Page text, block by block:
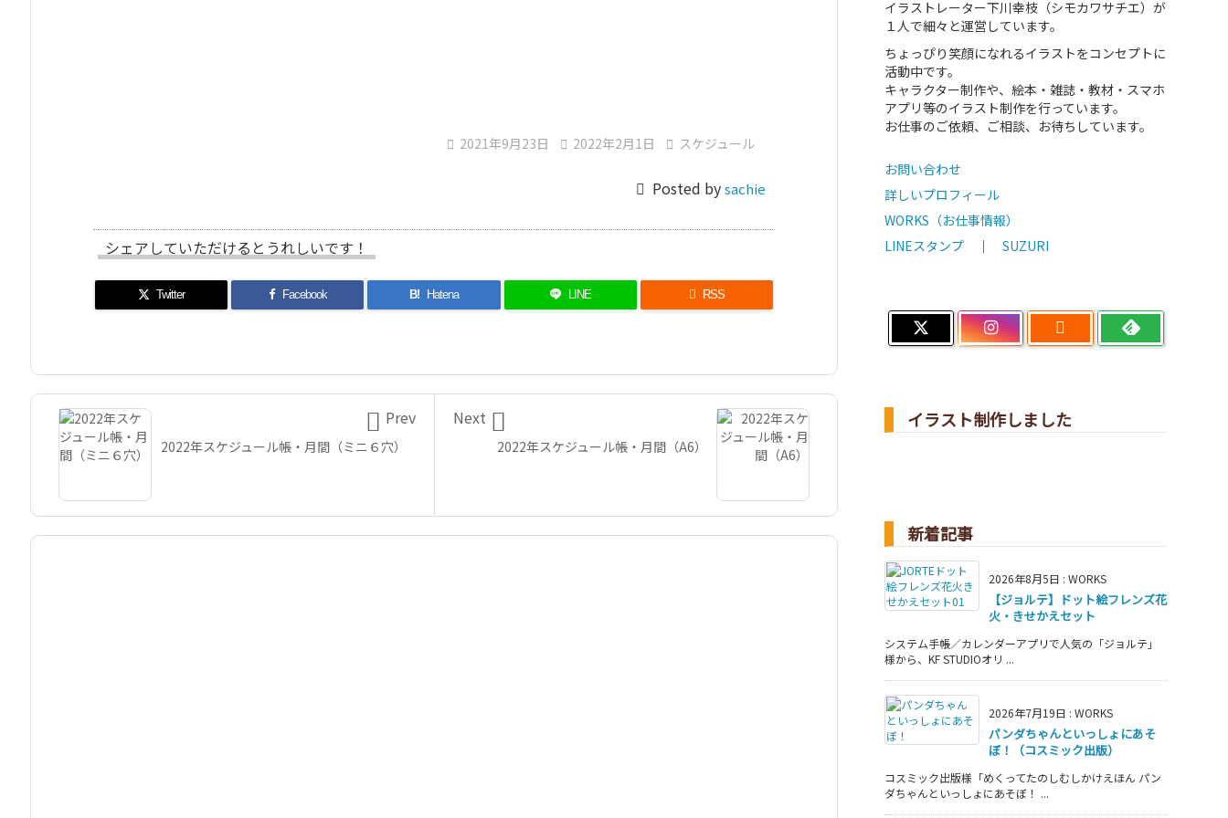
 2021年9月23日  2022年2月1日  スケジュール
 Posted bysachie
シェアしていただけるとうれしいです！
Twitter Facebook B! Hatena LINE  RSS
2022年スケジュール帳・月間（A6）

Next
2022年スケジュール帳・月間（ミニ６穴）
 Prev
イラストレーター下川幸枝（シモカワサチエ）が
１人で細々と運営しています。
ちょっぴり笑顔になれるイラストをコンセプトに
活動中です。
キャラクター制作や、絵本・雑誌・教材・スマホ
アプリ等のイラスト制作を行っています。
お仕事のご依頼、ご相談、お待ちしています。
お問い合わせ
詳しいプロフィール
WORKS（お仕事情報）
LINEスタンプ ｜ SUZURI

イラスト制作しました
新着記事
2026年8月5日 : WORKS
【ジョルテ】ドット絵フレンズ花
火・きせかえセット
システム手帳／カレンダーアプリで人気の「ジョルテ」
様から、KF STUDIOオリ ...
2026年7月19日 : WORKS
パンダちゃんといっしょにあそ
ぼ！（コスミック出版）
コスミック出版様「めくってたのしむしかけえほん パン
ダちゃんといっしょにあそぼ！ ...